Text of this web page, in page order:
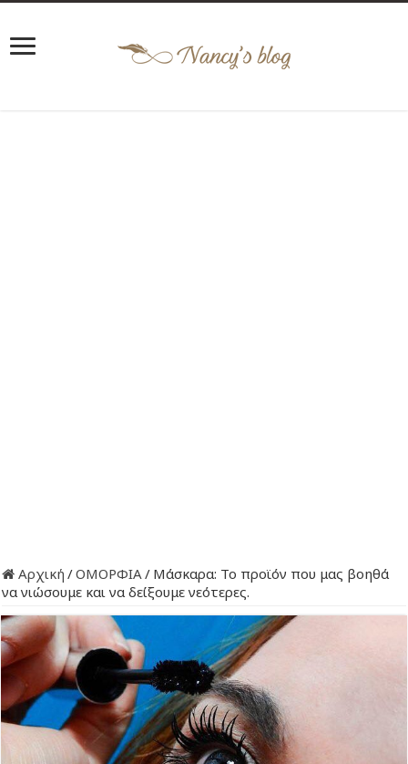
Αρχική /ΟΜΟΡΦΙΑ/ Μάσκαρα: To προϊόν που μας βοηθά
να νιώσουμε και να δείξουμε νεότερες.